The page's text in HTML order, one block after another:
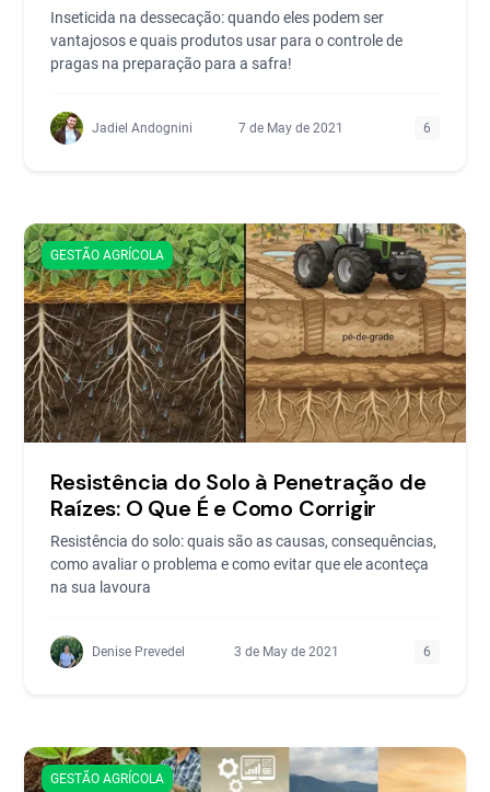
Inseticida na dessecação: quando eles podem ser
vantajosos e quais produtos usar para o controle de
pragas na preparação para a safra!
Jadiel Andognini 7 de May de 2021 6
GESTÃO AGRÍCOLA
Resistência do Solo à Penetração de
Raízes: O Que É e Como Corrigir
Resistência do solo: quais são as causas, consequências,
como avaliar o problema e como evitar que ele aconteça
na sua lavoura
Denise Prevedel 3 de May de 2021 6
GESTÃO AGRÍCOLA